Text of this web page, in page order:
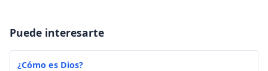
Puede interesarte
¿Cómo es Dios?